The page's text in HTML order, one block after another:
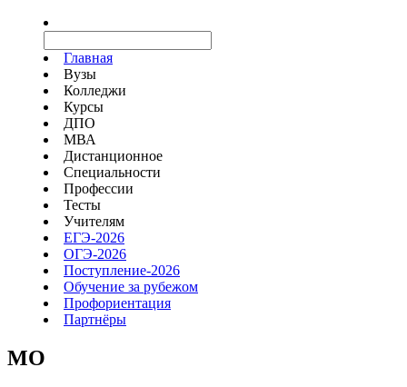
Главная
Вузы
Колледжи
Курсы
ДПО
МВА
Дистанционное
Специальности
Профессии
Тесты
Учителям
ЕГЭ-2026
ОГЭ-2026
Поступление-2026
Обучение за рубежом
Профориентация
Партнёры
MO